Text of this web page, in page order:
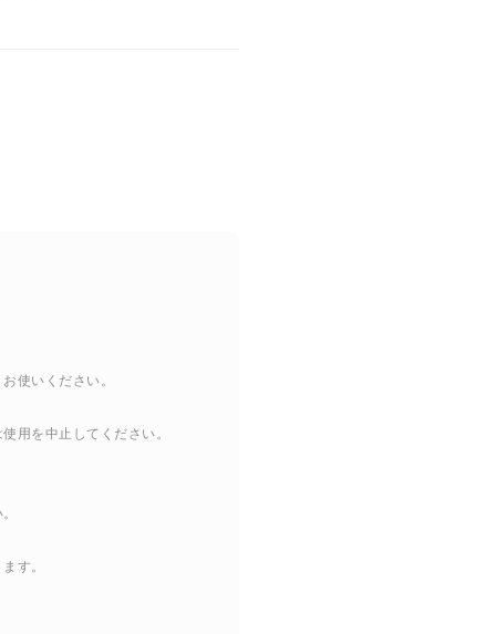
使いください。
用を中止してください。
す。